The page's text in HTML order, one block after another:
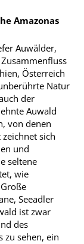
Amazonas
Auwälder,
Österreich
Natur
der
Auwald
von denen
sich
und
seltene
wie
Seeadler
ist zwar
des
zu sehen, ein